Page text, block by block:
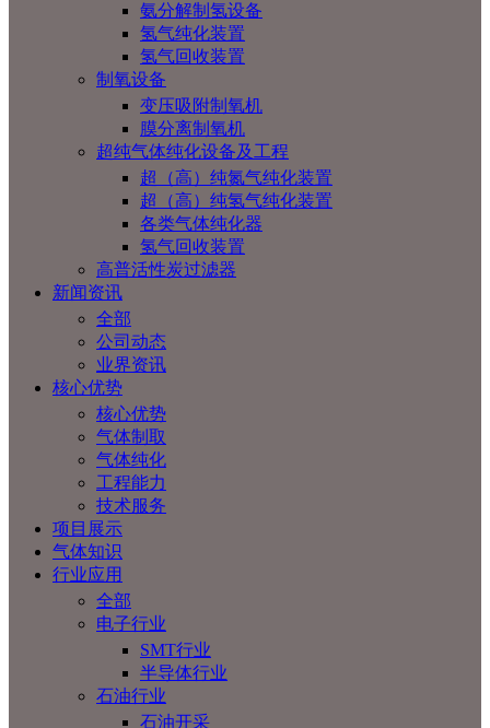
氨分解制氢设备
氢气纯化装置
氢气回收装置
制氧设备
变压吸附制氧机
膜分离制氧机
超纯气体纯化设备及工程
超（高）纯氮气纯化装置
超（高）纯氢气纯化装置
各类气体纯化器
氢气回收装置
高普活性炭过滤器
新闻资讯
全部
公司动态
业界资讯
核心优势
核心优势
气体制取
气体纯化
工程能力
技术服务
项目展示
气体知识
行业应用
全部
电子行业
SMT行业
半导体行业
石油行业
石油开采